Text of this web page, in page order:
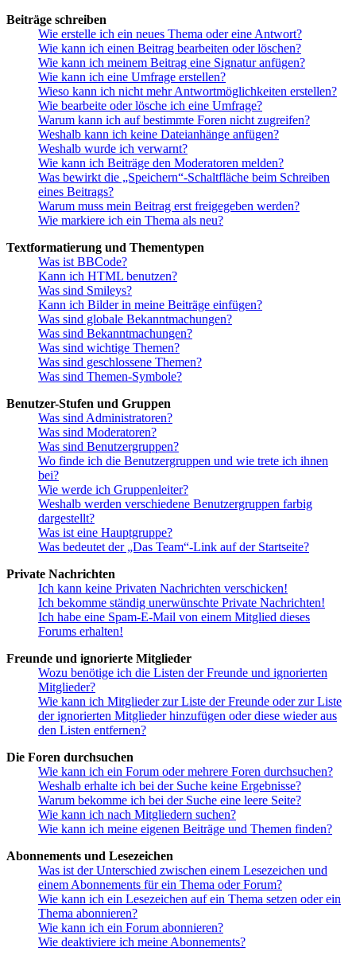
Beiträge schreiben
Wie erstelle ich ein neues Thema oder eine Antwort?
Wie kann ich einen Beitrag bearbeiten oder löschen?
Wie kann ich meinem Beitrag eine Signatur anfügen?
Wie kann ich eine Umfrage erstellen?
Wieso kann ich nicht mehr Antwortmöglichkeiten erstellen?
Wie bearbeite oder lösche ich eine Umfrage?
Warum kann ich auf bestimmte Foren nicht zugreifen?
Weshalb kann ich keine Dateianhänge anfügen?
Weshalb wurde ich verwarnt?
Wie kann ich Beiträge den Moderatoren melden?
Was bewirkt die „Speichern“-Schaltfläche beim Schreiben
eines Beitrags?
Warum muss mein Beitrag erst freigegeben werden?
Wie markiere ich ein Thema als neu?
Textformatierung und Thementypen
Was ist BBCode?
Kann ich HTML benutzen?
Was sind Smileys?
Kann ich Bilder in meine Beiträge einfügen?
Was sind globale Bekanntmachungen?
Was sind Bekanntmachungen?
Was sind wichtige Themen?
Was sind geschlossene Themen?
Was sind Themen-Symbole?
Benutzer-Stufen und Gruppen
Was sind Administratoren?
Was sind Moderatoren?
Was sind Benutzergruppen?
Wo finde ich die Benutzergruppen und wie trete ich ihnen
bei?
Wie werde ich Gruppenleiter?
Weshalb werden verschiedene Benutzergruppen farbig
dargestellt?
Was ist eine Hauptgruppe?
Was bedeutet der „Das Team“-Link auf der Startseite?
Private Nachrichten
Ich kann keine Privaten Nachrichten verschicken!
Ich bekomme ständig unerwünschte Private Nachrichten!
Ich habe eine Spam-E-Mail von einem Mitglied dieses
Forums erhalten!
Freunde und ignorierte Mitglieder
Wozu benötige ich die Listen der Freunde und ignorierten
Mitglieder?
Wie kann ich Mitglieder zur Liste der Freunde oder zur Liste
der ignorierten Mitglieder hinzufügen oder diese wieder aus
den Listen entfernen?
Die Foren durchsuchen
Wie kann ich ein Forum oder mehrere Foren durchsuchen?
Weshalb erhalte ich bei der Suche keine Ergebnisse?
Warum bekomme ich bei der Suche eine leere Seite?
Wie kann ich nach Mitgliedern suchen?
Wie kann ich meine eigenen Beiträge und Themen finden?
Abonnements und Lesezeichen
Was ist der Unterschied zwischen einem Lesezeichen und
einem Abonnements für ein Thema oder Forum?
Wie kann ich ein Lesezeichen auf ein Thema setzen oder ein
Thema abonnieren?
Wie kann ich ein Forum abonnieren?
Wie deaktiviere ich meine Abonnements?